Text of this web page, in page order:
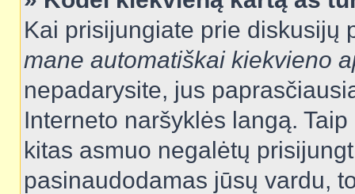
Kai prisijungiate prie diskusijų
mane automatiškai kiekvieno
nepadarysite, jus
Interneto naršyklės langą.
kitas asmuo negalėtų
pasinaudodamas jūsų vardu,